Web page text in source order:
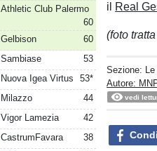
Athletic Club Palermo
60
Gelbison
60
Sambiase
53
Nuova Igea Virtus
53*
Milazzo
44
Vigor Lamezia
42
CastrumFavara
38
il
Real
(foto
Sezione:
Autore:
vedi